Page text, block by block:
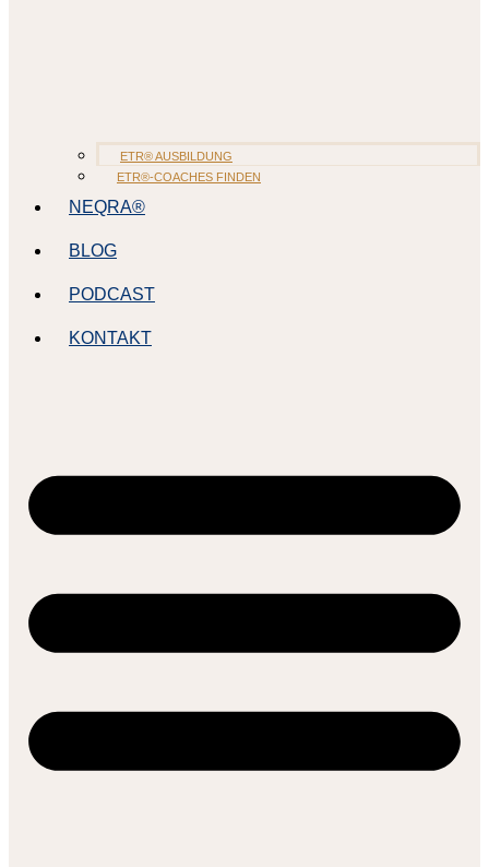
ETR® AUSBILDUNG
ETR®-COACHES FINDEN
NEQRA®
BLOG
PODCAST
KONTAKT